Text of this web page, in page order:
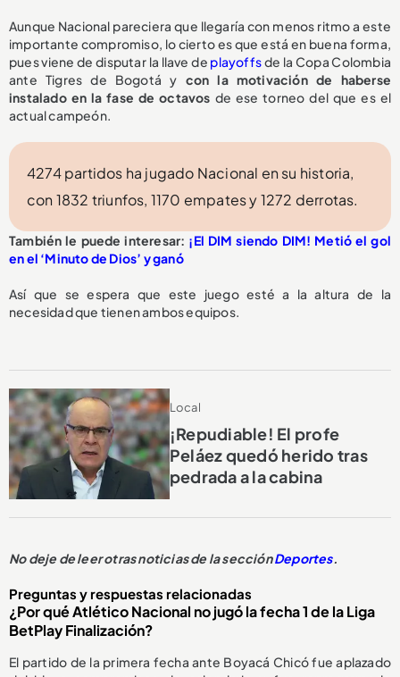
Aunque Nacional pareciera que llegaría con menos ritmo a este
importante compromiso, lo cierto es que está en buena forma,
pues viene de disputar la llave de playoffsde la Copa Colombia
ante Tigres de Bogotá y con la motivación de haberse
instalado en la fase de octavos de ese torneo del que es el
actual campeón.
4274 partidos ha jugado Nacional en su historia,
con 1832 triunfos, 1170 empates y 1272 derrotas.
También le puede interesar: ¡El DIM siendo DIM! Metió el gol
en el ‘Minuto de Dios’ y ganó
Así que se espera que este juego esté a la altura de la
necesidad que tienen ambos equipos.
Local
¡Repudiable! El profe
Peláez quedó herido tras
pedrada a la cabina
No deje de leer otras noticias de la secciónDeportes.
Preguntas y respuestas relacionadas
¿Por qué Atlético Nacional no jugó la fecha 1 de la Liga
BetPlay Finalización?
El partido de la primera fecha ante Boyacá Chicó fue aplazado